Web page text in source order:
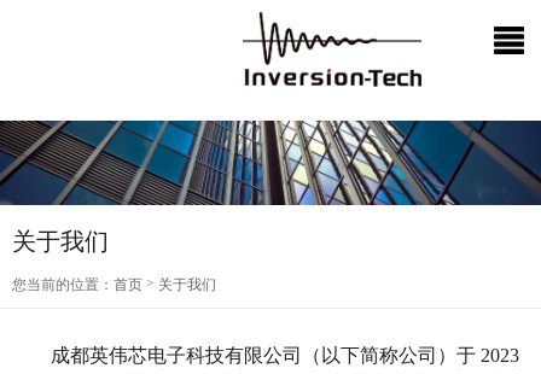
关于我们
您当前的位置： 首页 > 关于我们
成都英伟芯电子科技有限公司（以下简称公司）于 2023